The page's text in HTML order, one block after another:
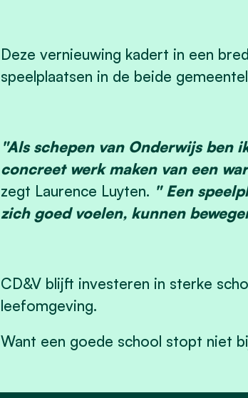
Deze vernieuwing kadert in een
speelplaatsen in de beide
"Als schepen van Onderwijs ben
concreet werk maken van een
zegt Laurence Luyten. " Een
zich goed voelen, kunnen
CD&V blijft investeren in sterke
leefomgeving.
Want een goede school stopt niet